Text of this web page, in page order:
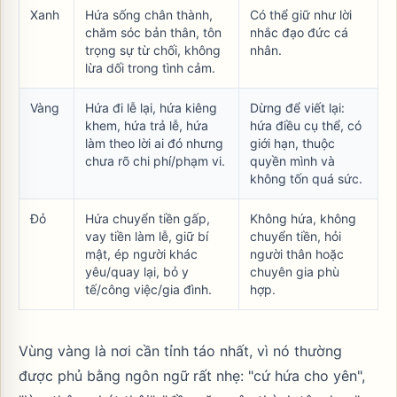
Xanh
Hứa sống chân thành,
chăm sóc bản thân, tôn
trọng sự từ chối, không
lừa dối trong tình cảm.
Có thể giữ như lời
nhắc đạo đức cá
nhân.
Vàng
Hứa đi lễ lại, hứa kiêng
khem, hứa trả lễ, hứa
làm theo lời ai đó nhưng
chưa rõ chi phí/phạm vi.
Dừng để viết lại:
hứa điều cụ thể, có
giới hạn, thuộc
quyền mình và
không tốn quá sức.
Đỏ
Hứa chuyển tiền gấp,
vay tiền làm lễ, giữ bí
mật, ép người khác
yêu/quay lại, bỏ y
tế/công việc/gia đình.
Không hứa, không
chuyển tiền, hỏi
người thân hoặc
chuyên gia phù
hợp.
Vùng vàng là nơi cần tỉnh táo nhất, vì nó thường
được phủ bằng ngôn ngữ rất nhẹ: "cứ hứa cho yên",